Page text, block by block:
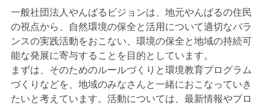
一般社団法人やんばるビジョンは、地元やんばるの住民
の視点から、自然環境の保全と活用について適切なバラ
ンスの実践活動をおこない、環境の保全と地域の持続可
能な発展に寄与することを目的としています。
まずは、そのためのルールづくりと環境教育プログラム
づくりなどを、地域のみなさんと一緒におこなっていき
たいと考えています。活動については、最新情報やプロ